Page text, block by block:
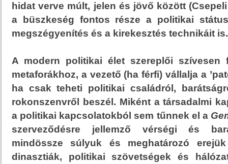
hidat verve múlt, jelen és jövő között
a büszkeség fontos része a politikai
megszégyenítés és a kirekesztés technikáit is.
A modern politikai élet szereplői szívesen
metaforákhoz, a vezető (ha férfi) vállalja a
ha csak teheti politikai családról,
rokonszenvről beszél. Miként a társadalmi
a politikai kapcsolatokból sem tűnnek el a
szerveződésre jellemző vérségi és
mindössze súlyuk és meghatározó
dinasztiák, politikai szövetségek és